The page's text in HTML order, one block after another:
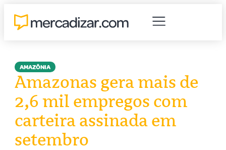
AMAZÔNIA
Amazonas gera mais de
2,6 mil empregos com
carteira assinada em
setembro